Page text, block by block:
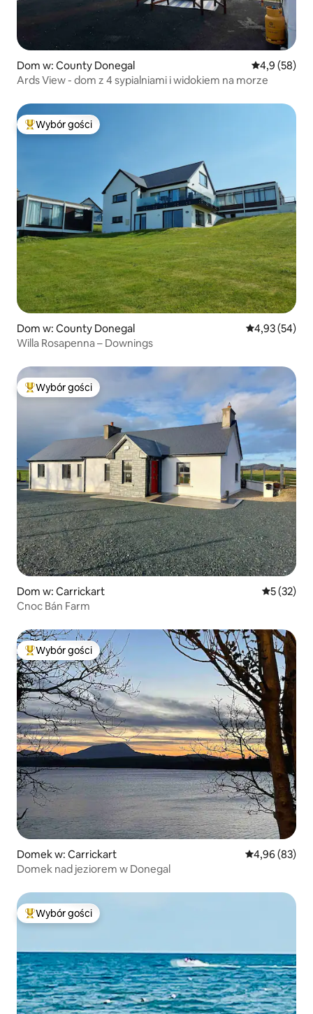
Dom w: County Donegal Średnia
4,9 (58)
Ards View - dom z 4 sypialniami i widokiem na morze
Najpopularniejsze z kategorii Wybór gości
Wybór gości
Dom w: County Donegal Średnia
4,93 (54)
Willa Rosapenna – Downings
Najpopularniejsze z kategorii Wybór gości
Wybór gości
Dom w: Carrickart Średnia
5 (32)
Cnoc Bán Farm
Najpopularniejsze z kategorii Wybór gości
Wybór gości
Domek w: Carrickart Średnia
4,96 (83)
Domek nad jeziorem w Donegal
Najpopularniejsze z kategorii Wybór gości
Wybór gości